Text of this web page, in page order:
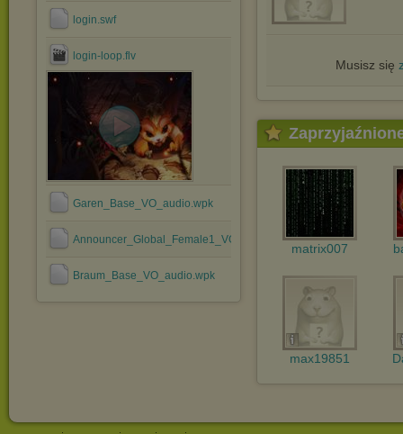
login.swf
login-loop.flv
Garen_Base_VO_audio.wpk
Announcer_Global_Female1_VO_audio.wpk
Braum_Base_VO_audio.wpk
Musisz się
matrix007
max19851